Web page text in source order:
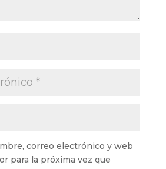
correo electrónico y web
para la próxima vez que